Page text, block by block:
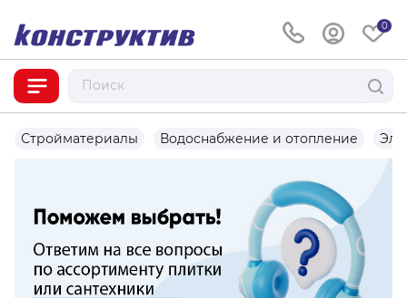
0
Стройматериалы Водоснабжение и отопление